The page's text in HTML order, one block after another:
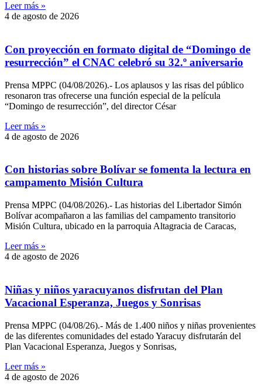
Leer más »
4 de agosto de 2026
Con proyección en formato digital de “Domingo de
resurrección” el CNAC celebró su 32.º aniversario
Prensa MPPC (04/08/2026).- Los aplausos y las risas del público
resonaron tras ofrecerse una función especial de la película
“Domingo de resurrección”, del director César
Leer más »
4 de agosto de 2026
Con historias sobre Bolívar se fomenta la lectura en
campamento Misión Cultura
Prensa MPPC (04/08/2026).- Las historias del Libertador Simón
Bolívar acompañaron a las familias del campamento transitorio
Misión Cultura, ubicado en la parroquia Altagracia de Caracas,
Leer más »
4 de agosto de 2026
Niñas y niños yaracuyanos disfrutan del Plan
Vacacional Esperanza, Juegos y Sonrisas
Prensa MPPC (04/08/26).- Más de 1.400 niños y niñas provenientes
de las diferentes comunidades del estado Yaracuy disfrutarán del
Plan Vacacional Esperanza, Juegos y Sonrisas,
Leer más »
4 de agosto de 2026